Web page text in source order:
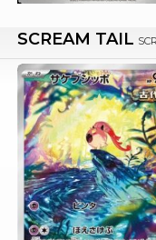
SCREAM TAIL